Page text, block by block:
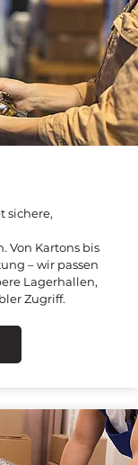
sichere,
Von Kartons bis
– wir passen
Lagerhallen,
Zugriff.